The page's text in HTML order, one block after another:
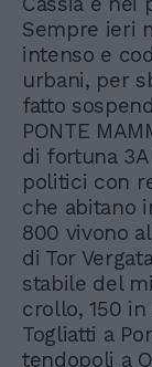
Sempre ieri
intenso e
urbani, per
fatto
PONTE
di fortuna
politici con
che abitano
800 vivono
di Tor
stabile del
crollo, 150
Togliatti a
tendopoli a